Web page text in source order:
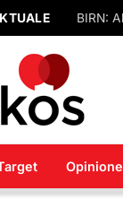
Opinione